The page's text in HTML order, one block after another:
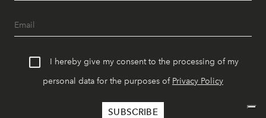
I hereby give my consent to the processing of my
personal data for the purposes of Privacy Policy